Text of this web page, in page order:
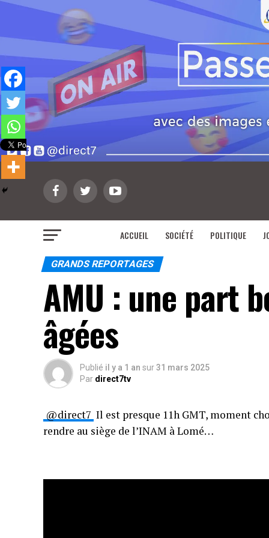
ACCUEIL SOCIÉTÉ POLITIQUE
GRANDS REPORTAGES
AMU : une part
âgées
Publié il y a 1 an sur31 mars 2025
Par direct7tv
@direct7 Il est presque 11h GMT, moment
rendre au siège de l’INAM à Lomé…